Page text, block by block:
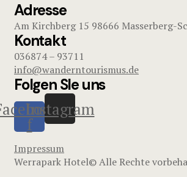
Adresse
Am Kirchberg 15 98666 Masserberg-
Kontakt
036874 – 93711
info@wanderntourismus.de
Folgen SIe uns
f
Instagram
Impressum
Werrapark Hotel© Alle Rechte